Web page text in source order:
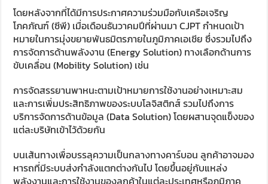
โดยหลังจากที่ได้มีการประกาศความร่วมมือกับเครือเจริญ
โภคภัณฑ์ (ซีพี) เมื่อเดือนธันวาคมปีที่ผ่านมา CJPT กำหนดเป้า
หมายในการมุ่งขยายพันธมิตรภายในภูมิภาคเอเชีย ซึ่งรวมไปถึง
การจัดการด้านพลังงาน (Energy Solution) ทางเลือกด้านการ
ขับเคลื่อน (Mobility Solution) เช่น
การจัดสรรยานพาหนะตามเป้าหมายการใช้งานอย่างเหมาะสม
และการเพิ่มประสิทธิภาพของระบบโลจิสติกส์ รวมไปถึงการ
บริการจัดการด้านข้อมูล (Data Solution) โดยผสานจุดแข็งของ
แต่ละบริษัทเข้าไว้ด้วยกัน
บนเส้นทางเพื่อบรรลุความเป็นกลางทางคาร์บอน ลูกค้าอาจมอง
หารถที่มีระบบส่งกำลังแตกต่างกันไป โดยขึ้นอยู่กับแหล่ง
พลังงานและการใช้งานของลูกค้าในแต่ละประเทศหรือภูมิภาค